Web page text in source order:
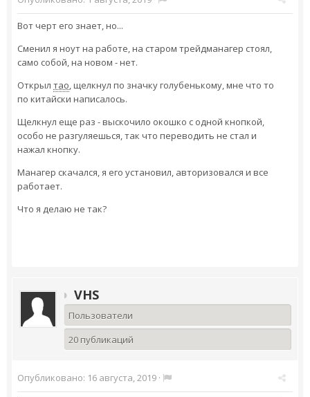
Вот черт его знает, но...
Сменил я ноут на работе, на старом трейдманагер стоял,
само собой, на новом - нет.
Открыл тао , щелкнул по значку голубенькому, мне что то
по китайски написалось.
Щелкнул еще раз - выскочило окошко с одной кнопкой,
особо не разгуляешься, так что переводить не стал и
нажал кнопку.
Манагер скачался, я его установил, авторизовался и все
работает.
Что я делаю не так?
VHS
Пользователи
20 публикаций
Опубликовано: 16 августа, 2019 ·